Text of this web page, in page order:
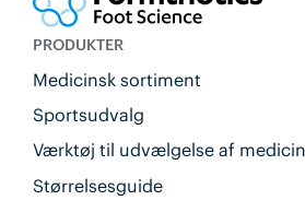
PRODUKTER
Medicinsk sortiment
Sportsudvalg
Værktøj til udvælgelse af
Størrelsesguide